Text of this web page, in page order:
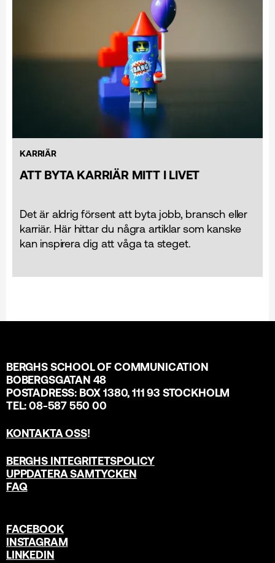
KARRIÄR
ATT BYTA KARRIÄR MITT I LIVET
Det är aldrig försent att byta jobb, bransch eller
karriär. Här hittar du några artiklar som kanske
kan inspirera dig att våga ta steget.
BERGHS SCHOOL OF COMMUNICATION
BOBERGSGATAN 48
POSTADRESS: BOX 1380, 111 93 STOCKHOLM
TEL: 08-587 550 00
KONTAKTA OSS!
BERGHS INTEGRITETSPOLICY
UPPDATERA SAMTYCKEN
FAQ
FACEBOOK
INSTAGRAM
LINKEDIN